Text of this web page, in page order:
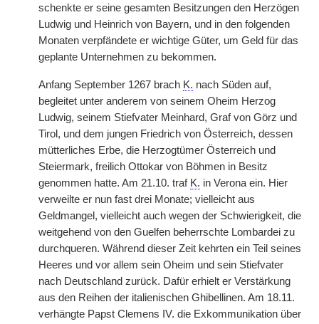
schenkte er seine gesamten Besitzungen den Herzögen
Ludwig und Heinrich von Bayern, und in den folgenden
Monaten verpfändete er wichtige Güter, um Geld für das
geplante Unternehmen zu bekommen.
Anfang September 1267 brach K. nach Süden auf,
begleitet unter anderem von seinem Oheim Herzog
Ludwig, seinem Stiefvater Meinhard, Graf von Görz und
Tirol, und dem jungen Friedrich von Österreich, dessen
mütterliches Erbe, die Herzogtümer Österreich und
Steiermark, freilich Ottokar von Böhmen in Besitz
genommen hatte. Am 21.10. traf K. in Verona ein. Hier
verweilte er nun fast drei Monate; vielleicht aus
Geldmangel, vielleicht auch wegen der Schwierigkeit, die
weitgehend von den Guelfen beherrschte Lombardei zu
durchqueren. Während dieser Zeit kehrten ein Teil seines
Heeres und vor allem sein Oheim und sein Stiefvater
nach Deutschland zurück. Dafür erhielt er Verstärkung
aus den Reihen der italienischen Ghibellinen. Am 18.11.
verhängte Papst Clemens IV. die Exkommunikation über